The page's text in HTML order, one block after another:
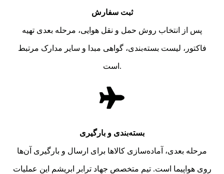
ثبت سفارش
پس از انتخاب روش حمل و نقل هوایی، مرحله بعدی تهیه
فاکتور، لیست بسته‌بندی، گواهی مبدا و سایر مدارک مرتبط
است.
بسته‌بندی و بارگیری
مرحله بعدی، آماده‌سازی کالاها برای ارسال و بارگیری آن‌ها
روی هواپیما است. تیم متخصص جهاد ترابر ابریشم این عملیات